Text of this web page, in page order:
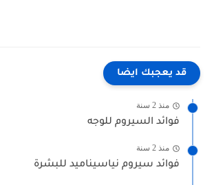
قد يعجبك ايضا
منذ 2 سنة
فوائد السيروم للوجه
منذ 2 سنة
فوائد سيروم نياسيناميد للبشرة